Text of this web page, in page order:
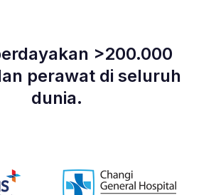
>200.000
perawat di seluruh
dunia.